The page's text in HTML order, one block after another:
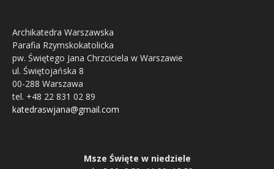
Archikatedra Warszawska
Parafia Rzymskokatolicka
pw. Świętego Jana Chrzciciela w Warszawie
ul. Świętojańska 8
00-288 Warszawa
tel. +48 22 831 02 89
katedraswjana@gmail.com
Msze Święte w niedziele